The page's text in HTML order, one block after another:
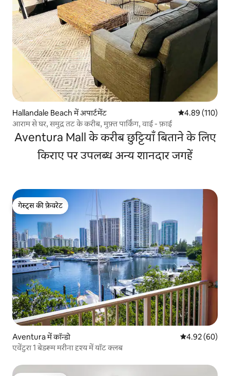
Hallandale Beach में अपार्टमेंट औसत रेटिंग 5 में से
4.89 (110)
आराम से घर, समुद्र तट के करीब, मुफ़्त पार्किंग, वाई - फ़ाई
Aventura Mall के करीब छुट्टियाँ बिताने के लिए
किराए पर उपलब्ध अन्य शानदार जगहें
गेस्ट्स की फ़ेवरेट
गेस्ट्स की फ़ेवरेट
Aventura में कॉन्डो औसत रेटिंग 5 में
4.92 (60)
एवेंटुरा 1 बेडरूम मरीना दृश्य में यॉट क्लब